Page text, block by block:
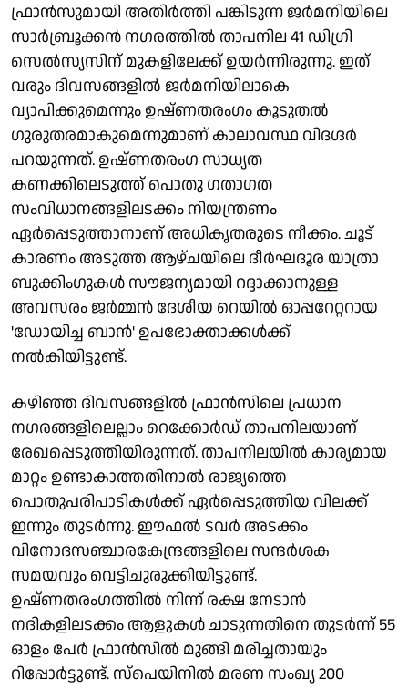
ഫ്രാൻസുമായി അതിർത്തി പങ്കിടുന്ന ജർമനിയിലെ
സാർബ്രൂക്കൻ നഗരത്തിൽ താപനില 41 ഡിഗ്രി
സെൽസ്യസിന് മുകളിലേക്ക് ഉയർന്നിരുന്നു. ഇത്
വരും ദിവസങ്ങളിൽ ജർമനിയിലാകെ
വ്യാപിക്കുമെന്നും ഉഷ്ണതരംഗം കൂടുതൽ
ഗുരുതരമാകുമെന്നുമാണ് കാലാവസ്ഥ വിദഗ്ദർ
പറയുന്നത്. ഉഷ്ണതരംഗ സാധ്യത
കണക്കിലെടുത്ത് പൊതു ഗതാഗത
സംവിധാനങ്ങളിലടക്കം നിയന്ത്രണം
ഏർപ്പെടുത്താനാണ് അധികൃതരുടെ നീക്കം. ചൂട്
കാരണം അടുത്ത ആഴ്ചയിലെ ദീർഘദൂര യാത്രാ
ബുക്കിംഗുകൾ സൗജന്യമായി റദ്ദാക്കാനുള്ള
അവസരം ജർമ്മൻ ദേശീയ റെയിൽ ഓപ്പറേറ്ററായ
'ഡോയിച്ച ബാൻ' ഉപഭോക്താക്കൾക്ക്
നൽകിയിട്ടുണ്ട്.
കഴിഞ്ഞ ദിവസങ്ങളിൽ ഫ്രാൻസിലെ പ്രധാന
നഗരങ്ങളിലെല്ലാം റെക്കോർഡ് താപനിലയാണ്
രേഖപ്പെടുത്തിയിരുന്നത്. താപനിലയിൽ കാര്യമായ
മാറ്റം ഉണ്ടാകാത്തതിനാൽ രാജ്യത്തെ
പൊതുപരിപാടികൾക്ക് ഏർപ്പെടുത്തിയ വിലക്ക്
ഇന്നും തുടർന്നു. ഈഫൽ ടവർ അടക്കം
വിനോദസഞ്ചാരകേന്ദ്രങ്ങളിലെ സന്ദർശക
സമയവും വെട്ടിചുരുക്കിയിട്ടുണ്ട്.
ഉഷ്ണതരംഗത്തിൽ നിന്ന് രക്ഷ നേടാൻ
നദികളിലടക്കം ആളുകൾ ചാടുന്നതിനെ തുടർന്ന് 55
ഓളം പേർ ഫ്രാൻസിൽ മുങ്ങി മരിച്ചതായും
റിപ്പോർട്ടുണ്ട്. സ്പെയിനിൽ മരണ സംഖ്യ 200